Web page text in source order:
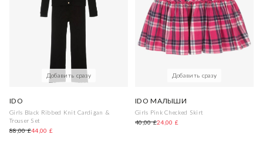
Добавить сразу
IDO
Girls Black Ribbed Knit Cardigan &
Trouser Set
88,00 £44,00 £
Добавить сразу
IDO МАЛЫШИ
Girls Pink Checked Skirt
40,00 £24,00 £